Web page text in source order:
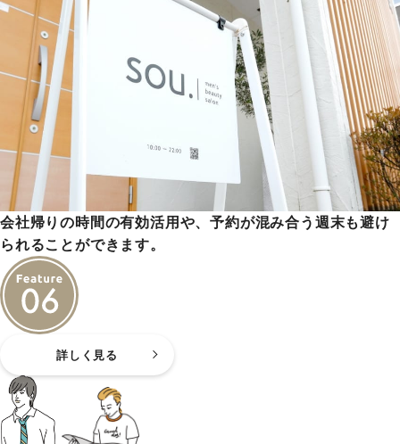
会社帰りの時間の有効活用や、予約が混み合う週末も避け
られることができます。
詳しく見る